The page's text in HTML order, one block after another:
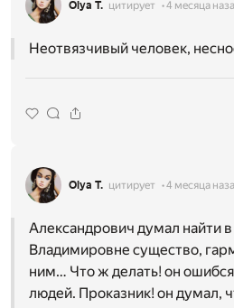
Olya T. цитирует 4 месяца
Неотвязчивый человек,
Olya T. цитирует 4 месяца
Александрович думал найти
Владимировне существо,
ним… Что ж делать! он
людей. Проказник! он думал,